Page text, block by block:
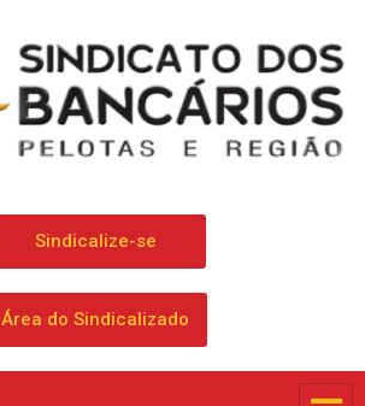
Sindicalize-se
Área do Sindicalizado